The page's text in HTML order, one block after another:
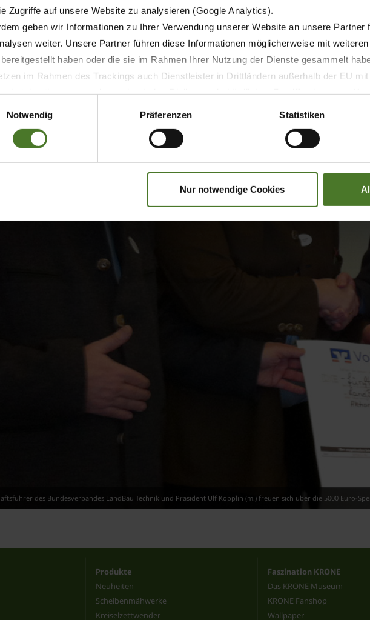
Zugriffe auf unsere Website zu analysieren (Google Analytics).
geben wir Informationen zu Ihrer Verwendung unserer Website an unsere Partner
weiter. Unsere Partner führen diese Informationen möglicherweise mit
bereitgestellt haben oder die sie im Rahmen Ihrer Nutzung der Dienste gesammelt
im Rahmen des Trackings auch Dienstleister in Drittländern außerhalb der EU
ein, wodurch das Risiko von behördlichen Zugriffen bzw. von
bestehen kann.
Notwendig
Präferenzen Statistiken
Nur notwendige Cookies
des Bundesverbandes LandBau Technik und Präsident Ulf Kopplin (m.) freuen sich über die 5000 Euro-
Produkte
Neuheiten
Scheibenmähwerke
Kreiselzettwender
Faszination KRONE
Das KRONE Museum
KRONE Fanshop
Wallpaper